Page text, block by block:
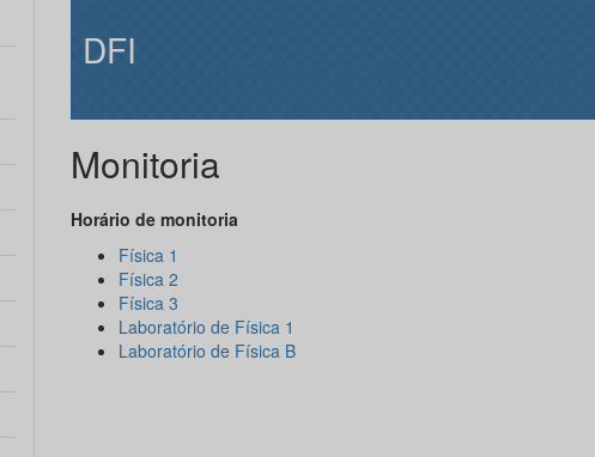
DFI
Monitoria
Horário de monitoria
Física 1
Física 2
Física 3
Laboratório de Física 1
Laboratório de Física B